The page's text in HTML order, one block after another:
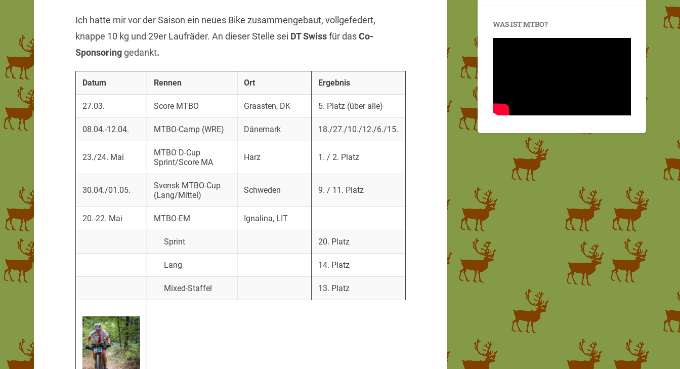
Ich hatte mir vor der Saison ein neues Bike zusammengebaut, vollgefedert,
knappe 10 kg und 29er Laufräder. An dieser Stelle sei DT Swissfür dasCo-
Sponsoringgedankt.
Datum Rennen Ort Ergebnis
27.03. Score MTBO Graasten, DK 5. Platz (über alle)
08.04.-12.04. MTBO-Camp (WRE) Dänemark 18./27./10./12./6./15.
23./24. Mai
MTBO D-Cup
Sprint/Score MA
Harz 1. / 2. Platz
30.04./01.05.
Svensk MTBO-Cup
(Lang/Mittel)
Schweden 9. / 11. Platz
20.-22. Mai MTBO-EM Ignalina, LIT
Sprint 20. Platz
Lang 14. Platz
Mixed-Staffel 13. Platz
WAS IST MTBO?